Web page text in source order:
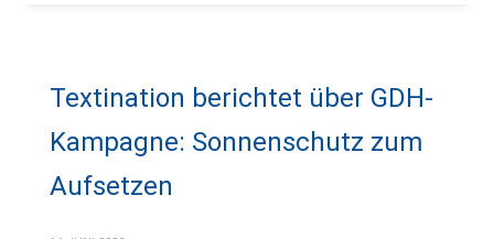
Textination berichtet über GDH-
Kampagne: Sonnenschutz zum
Aufsetzen